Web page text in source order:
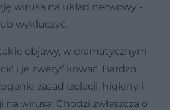
wirusa na układ nerwowy -
wykluczyć.
objawy, w dramatycznym
i je zweryfikować. Bardzo
zasad izolacji, higieny i
wirusa. Chodzi zwłaszcza o